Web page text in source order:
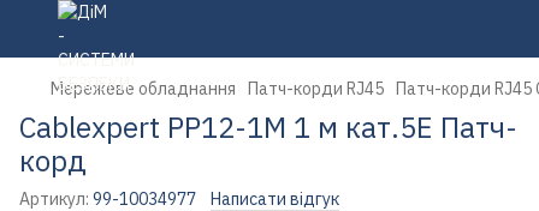
Мережеве обладнання Патч-корди RJ45 Патч-корди RJ45
Cablexpert PP12-1M 1 м кат.5Е Патч-
корд
Артикул: 99-10034977 Написати відгук